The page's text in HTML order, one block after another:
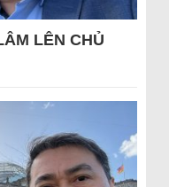
LÊN CHỦ